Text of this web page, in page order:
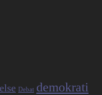
Debat demokrati